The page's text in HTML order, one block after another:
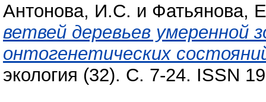
Антонова, И.С. и Фатьянова,
ветвей деревьев умеренной
онтогенетических
экология (32). С. 7-24. ISSN